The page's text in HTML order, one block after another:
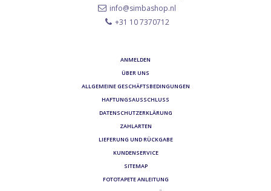
info@simbashop.nl
+31 10 7370712
ANMELDEN
ÜBER UNS
ALLGEMEINE GESCHÄFTSBEDINGUNGEN
HAFTUNGSAUSSCHLUSS
DATENSCHUTZERKLÄRUNG
ZAHLARTEN
LIEFERUNG UND RÜCKGABE
KUNDENSERVICE
SITEMAP
FOTOTAPETE ANLEITUNG